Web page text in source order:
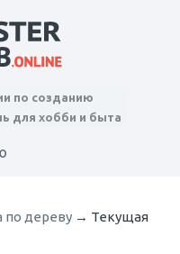
по созданию
для хобби и быта
по дереву → Текущая